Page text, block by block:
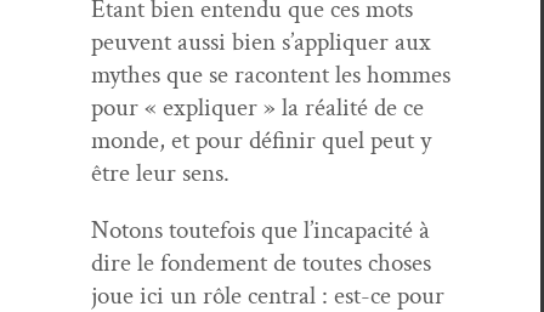
Etant bien enten­du que ces mots
peu­vent aus­si bien s’appliquer aux
mythes que se racon­tent les hommes
pour « expli­quer » la réal­ité de ce
monde, et pour définir quel peut y
être leur sens.
Notons toute­fois que l’incapacité à
dire le fonde­ment de toutes choses
joue ici un rôle cen­tral : est-ce pour